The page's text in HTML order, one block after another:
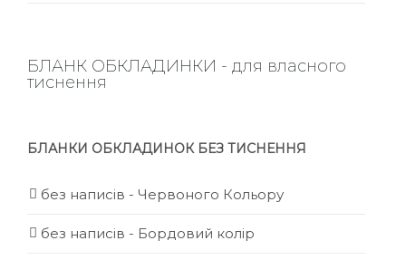
БЛАНК ОБКЛАДИНКИ - для власного
тиснення
БЛАНКИ ОБКЛАДИНОК БЕЗ ТИСНЕННЯ
без написів - Червоного Кольору
без написів - Бордовий колір